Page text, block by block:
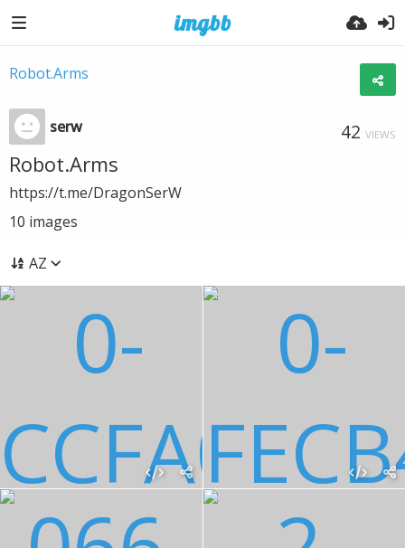
Robot.Arms
serw 42 VIEWS
Robot.Arms
https://t.me/DragonSerW
10 images
AZ